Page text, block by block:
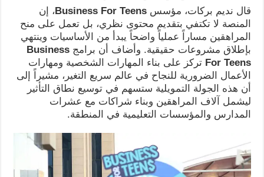
قال نديم بركات، مؤسس Business For Teens، إن
المنصة لا تكتفي بتقديم محتوى نظري، بل تعمل على منح
المراهقين مساراً عملياً واضحاً يبدأ من الأساسيات وينتهي
بإطلاق مشروعات حقيقية. وأضاف أن برامج Business
For Teensتركز على بناء المهارات الشخصية ومهارات
الأعمال الضرورية للنجاح في عالم سريع التغير، مشيراً إلى
أن هذه الجولة التمويلية ستسهم في توسيع نطاق التأثير
ليشمل آلاف المراهقين وبناء شراكات مع عشرات
المدارس والمؤسسات التعليمية في المنطقة.